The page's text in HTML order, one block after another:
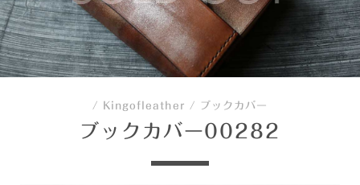
/ Kingofleather / ブックカバー
ブックカバー00282